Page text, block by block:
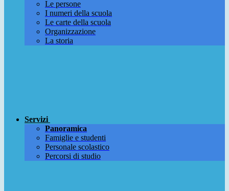
Le persone
I numeri della scuola
Le carte della scuola
Organizzazione
La storia
Servizi
Panoramica
Famiglie e studenti
Personale scolastico
Percorsi di studio